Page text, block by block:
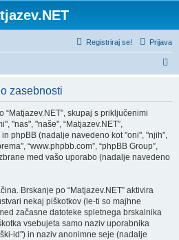
Prijava
Registriraj se!
zasebnosti
skupaj s priključenimi
"nas", "naše", “Matjazev.NET”,
in phpBB (nadalje navedeno kot "oni", "njih",
“www.phpbb.com”, “phpBB Group”,
med vašo uporabo (nadalje navedeno
Brskanje po “Matjazev.NET” aktivira
nekaj piškotkov (le-ti so majhne
začasne datoteke spletnega brskalnika
vsebujeta samo naziv uporabnika
id") in naziv anonimne seje (nadalje